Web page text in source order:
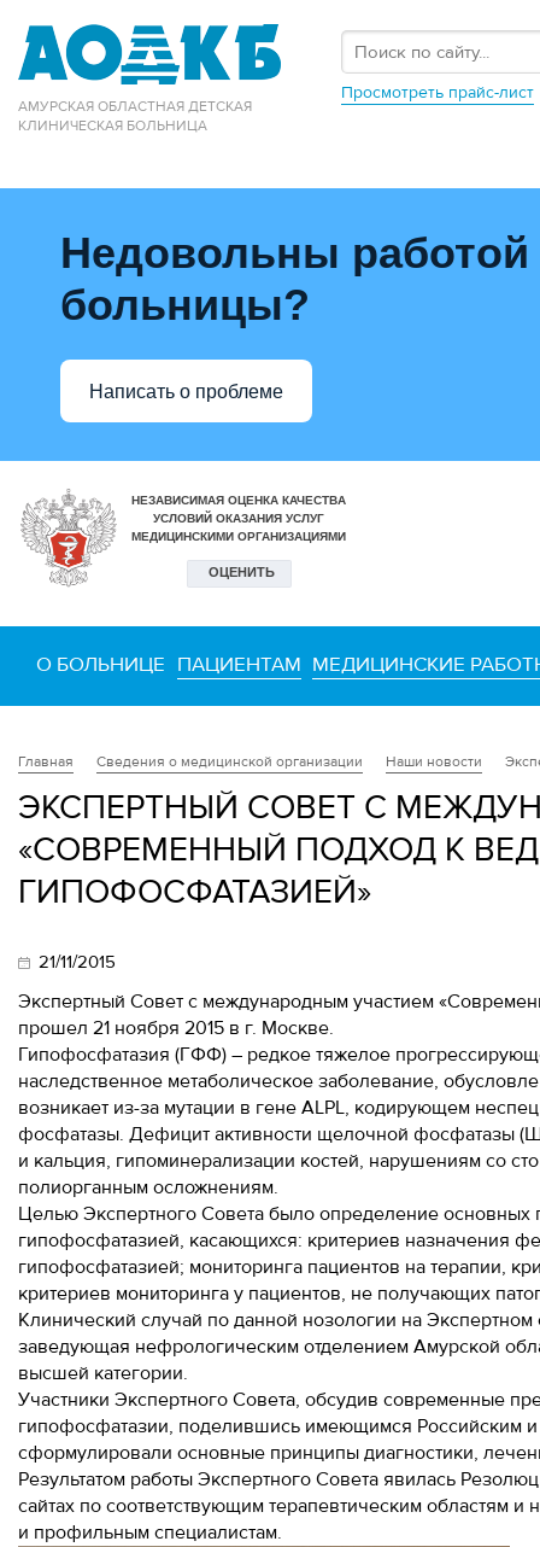
АМУРСКАЯ ОБЛАСТНАЯ ДЕТСКАЯ
КЛИНИЧЕСКАЯ БОЛЬНИЦА
Просмотреть прайс-лист
Недовольны работой
больницы?
Написать о проблеме
О БОЛЬНИЦЕ ПАЦИЕНТАМ МЕДИЦИНСКИЕ
Главная Сведения о медицинской организации Наши новости
ЭКСПЕРТНЫЙ СОВЕТ С
«СОВРЕМЕННЫЙ ПОДХОД К
ГИПОФОСФАТАЗИЕЙ»
21/11/2015
Экспертный Совет с международным участием
прошел 21 ноября 2015 в г. Москве.
Гипофосфатазия (ГФФ) – редкое тяжелое
наследственное метаболическое заболевание,
возникает из-за мутации в гене ALPL, кодирующем
фосфатазы. Дефицит активности щелочной фосфатазы
и кальция, гипоминерализации костей, нарушениям со
полиорганным осложнениям.
Целью Экспертного Совета было определение основных
гипофосфатазией, касающихся: критериев назначения
гипофосфатазией; мониторинга пациентов на терапии,
критериев мониторинга у пациентов, не получающих
Клинический случай по данной нозологии на
заведующая нефрологическим отделением Амурской
высшей категории.
Участники Экспертного Совета, обсудив современные
гипофосфатазии, поделившись имеющимся Российским
сформулировали основные принципы диагностики,
Результатом работы Экспертного Совета явилась
сайтах по соответствующим терапевтическим областям
и профильным специалистам.